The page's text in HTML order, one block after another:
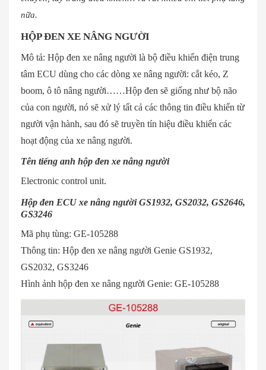
nữa.
HỘP ĐEN XE NÂNG NGƯỜI
Mô tả: Hộp đen xe nâng người là bộ điều khiển điện trung
tâm ECU dùng cho các dòng xe nâng người: cắt kéo, Z
boom, ô tô nâng người……Hộp đen sẽ giống như bộ não
của con người, nó sẽ xử lý tất cả các thông tin điều khiển từ
người vận hành, sau đó sẽ truyền tín hiệu điều khiển các
hoạt động của xe nâng người.
Tên tiếng anh hộp đen xe nâng người
Electronic control unit.
Hộp đen ECU xe nâng người GS1932, GS2032, GS2646,
GS3246
Mã phụ tùng: GE-105288
Thông tin: Hộp đen xe nâng người Genie GS1932,
GS2032, GS3246
Hình ảnh hộp đen xe nâng người Genie: GE-105288